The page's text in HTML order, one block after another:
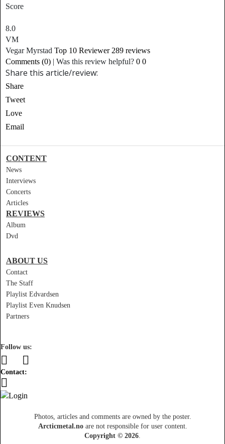
Score
8.0
VM
Vegar Myrstad Top 10 Reviewer 289 reviews
Comments (0) | Was this review helpful? 0 0
Share this article/review:
Share
Tweet
Love
Email
CONTENT
News
Interviews
Concerts
Articles
REVIEWS
Album
Dvd
ABOUT US
Contact
The Staff
Playlist Edvardsen
Playlist Even Knudsen
Partners
Follow us:
Contact:
Photos, articles and comments are owned by the poster.
Arcticmetal.noare not responsible for user content.
Copyright © 2026.